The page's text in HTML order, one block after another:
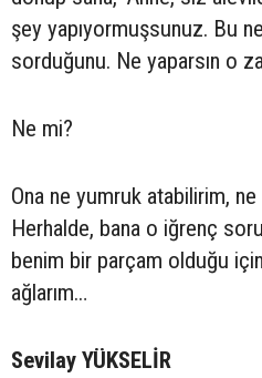
şey yapıyormuşsunuz. Bu
sorduğunu. Ne yaparsın o
Ne mi?
Ona ne yumruk atabilirim,
Herhalde, bana o iğrenç
benim bir parçam olduğu
ağlarım…
Sevilay YÜKSELİR